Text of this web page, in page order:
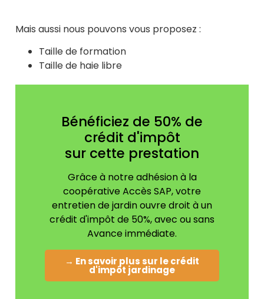
Mais aussi nous pouvons vous proposez :
Taille de formation
Taille de haie libre
Bénéficiez de 50% de
crédit d'impôt
sur cette prestation
Grâce à notre adhésion à la
coopérative Accès SAP, votre
entretien de jardin ouvre droit à un
crédit d'impôt de 50%, avec ou sans
Avance immédiate.
→ En savoir plus sur le crédit
d'impôt jardinage